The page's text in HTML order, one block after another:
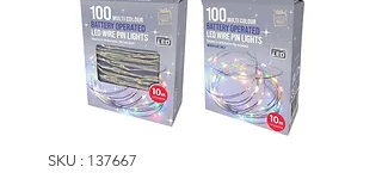
SKU : 137667